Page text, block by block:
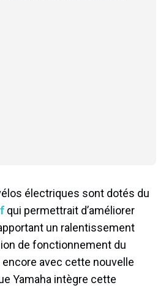
électriques sont dotés du
qui permettrait d’améliorer
un ralentissement
de fonctionnement du
encore avec cette nouvelle
Yamaha intègre cette